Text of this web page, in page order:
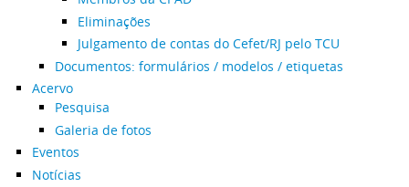
Eliminações
Julgamento de contas do Cefet/RJ pelo TCU
Documentos: formulários / modelos / etiquetas
Acervo
Pesquisa
Galeria de fotos
Eventos
Notícias